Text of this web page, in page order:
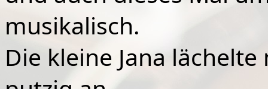
musikalisch.
Die kleine Jana